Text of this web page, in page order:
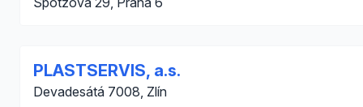
PLASTSERVIS, a.s.
Devadesátá 7008, Zlín